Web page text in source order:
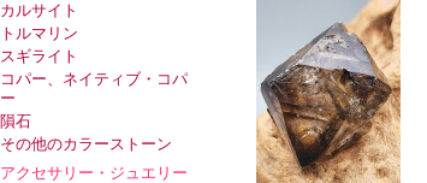
カルサイト
トルマリン
スギライト
コパー、ネイティブ・コパ
ー
隕石
その他のカラーストーン
アクセサリー・ジュエリー